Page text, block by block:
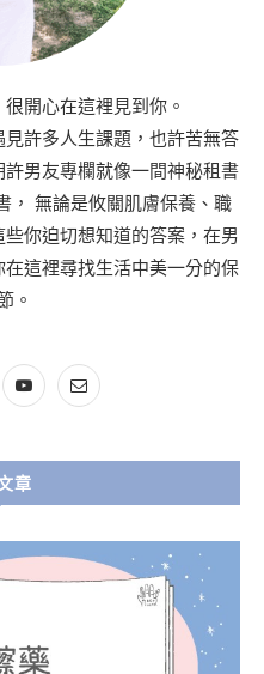
開心在這裡見到你。
許多人生課題，也許苦無答
男友專欄就像一間神秘租書
， 無論是攸關肌膚保養、職
你迫切想知道的答案，在男
這裡尋找生活中美一分的保
。
章